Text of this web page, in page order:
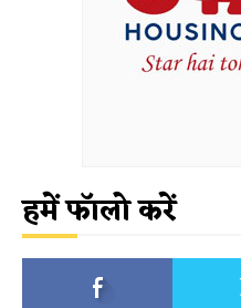
हमें फॉलो करें